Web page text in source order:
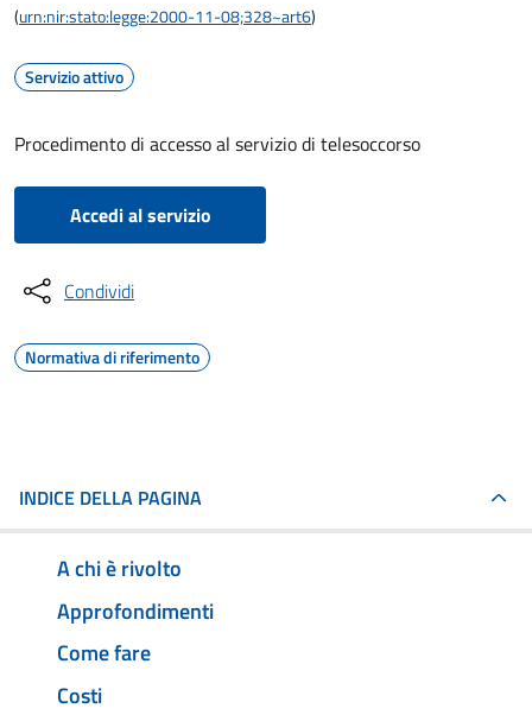
(urn:nir:stato:legge:2000-11-08;328~art6)
Servizio attivo
Procedimento di accesso al servizio di telesoccorso
Accedi al servizio
Condividi
Normativa di riferimento
INDICE DELLA PAGINA
A chi è rivolto
Approfondimenti
Come fare
Costi